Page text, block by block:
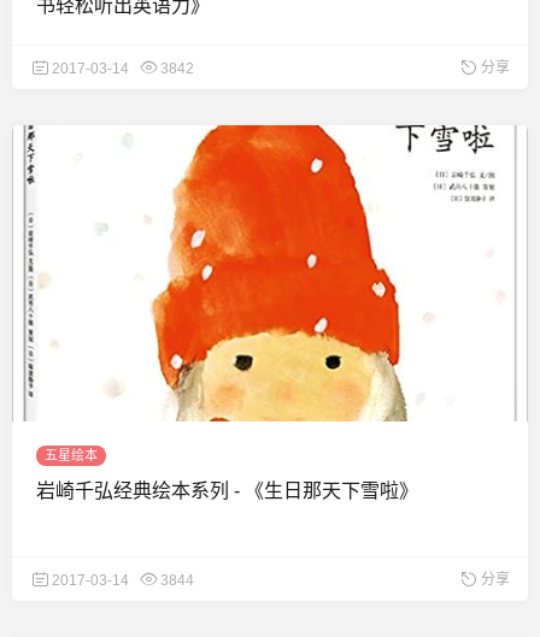
书轻松听出英语力》
2017-03-14 3842 分享
五星绘本
岩崎千弘经典绘本系列 - 《生日那天下雪啦》
2017-03-14 3844 分享